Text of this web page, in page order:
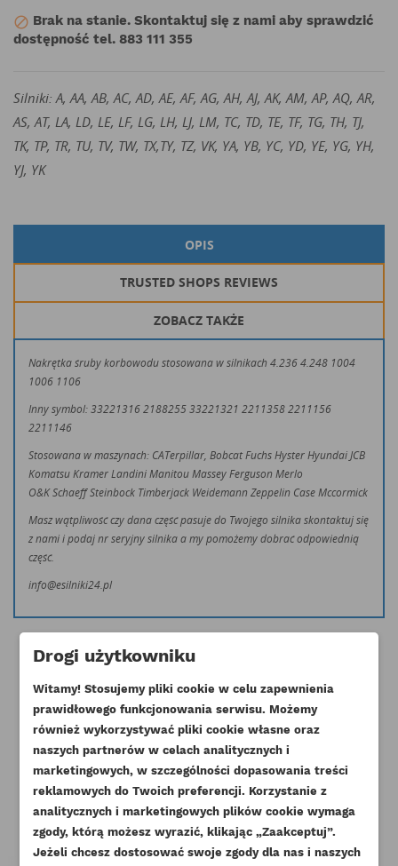
 Brak na stanie. Skontaktuj się z nami aby sprawdzić
dostępność tel. 883 111 355
Silniki: A, AA, AB, AC, AD, AE, AF, AG, AH, AJ, AK, AM, AP, AQ, AR,
AS, AT, LA, LD, LE, LF, LG, LH, LJ, LM, TC, TD, TE, TF, TG, TH, TJ,
TK, TP, TR, TU, TV, TW, TX,TY, TZ, VK, YA, YB, YC, YD, YE, YG, YH,
YJ, YK
OPIS
TRUSTED SHOPS REVIEWS
ZOBACZ TAKŻE
Nakrętka śruby korbowodu stosowana w silnikach 4.236 4.248 1004
1006 1106
Inny symbol: 33221316 2188255 33221321 2211358 2211156
2211146
Stosowana w maszynach: CATerpillar, Bobcat Fuchs Hyster Hyundai JCB
Komatsu Kramer Landini Manitou Massey Ferguson Merlo
O&K Schaeff Steinbock Timberjack Weidemann Zeppelin Case Mccormick
Masz wątpliwość czy dana część pasuje do Twojego silnika skontaktuj się
z nami i podaj nr seryjny silnika a my pomożemy dobrać odpowiednią
część.
info@esilniki24.pl
Klienci którzy zakupili ten produkt
kupili również:
Drogi użytkowniku
Witamy! Stosujemy pliki cookie w celu zapewnienia
prawidłowego funkcjonowania serwisu. Możemy
również wykorzystywać pliki cookie własne oraz
naszych partnerów w celach analitycznych i
marketingowych, w szczególności dopasowania treści
reklamowych do Twoich preferencji. Korzystanie z
analitycznych i marketingowych plików cookie wymaga
zgody, którą możesz wyrazić, klikając „Zaakceptuj”.
Jeżeli chcesz dostosować swoje zgody dla nas i naszych